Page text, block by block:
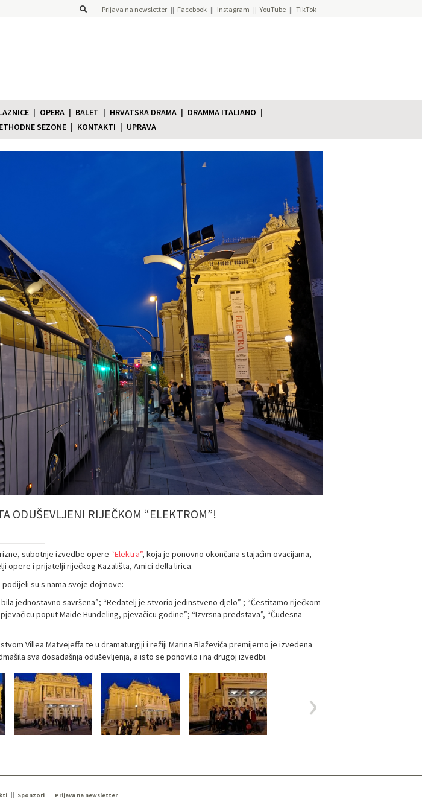
Prijava na newsletter Facebook Instagram YouTube TikTok
OPERA BALET HRVATSKA DRAMA
DRAMMA ITALIANO
SEZONE KONTAKTI UPRAVA
ODUŠEVLJENI RIJEČKOM “ELEKTROM”!
subotnje izvedbe opere “Elektra”, koja je ponovno okončana stajaćim ovacijama,
opere i prijatelji riječkog Kazališta, Amici della lirica.
su s nama svoje dojmove:
jednostavno savršena”; “Redatelj je stvorio jedinstveno djelo” ; “Čestitamo riječkom
poput Maide Hundeling, pjevačicu godine”; “Izvrsna predstava”, “Čudesna
Villea Matvejeffa te u dramaturgiji i režiji Marina Blaževića premijerno je izvedena
sva dosadašnja oduševljenja, a isto se ponovilo i na drugoj izvedbi.
Sponzori
Prijava na newsletter